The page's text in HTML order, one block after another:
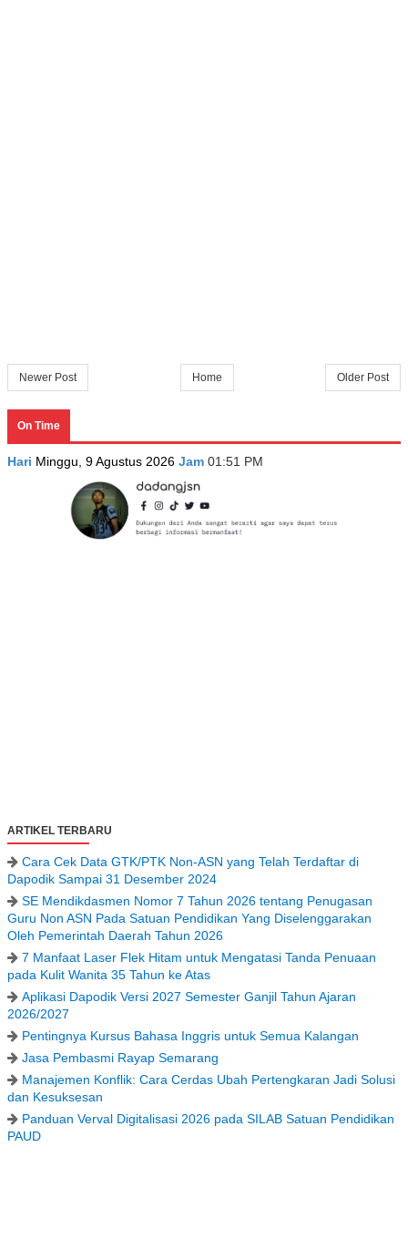
Newer Post Older Post
Home
On Time
Hari Minggu, 9 Agustus 2026 Jam 01:51 PM
ARTIKEL TERBARU
Cara Cek Data GTK/PTK Non-ASN yang Telah Terdaftar di
Dapodik Sampai 31 Desember 2024
SE Mendikdasmen Nomor 7 Tahun 2026 tentang Penugasan
Guru Non ASN Pada Satuan Pendidikan Yang Diselenggarakan
Oleh Pemerintah Daerah Tahun 2026
7 Manfaat Laser Flek Hitam untuk Mengatasi Tanda Penuaan
pada Kulit Wanita 35 Tahun ke Atas
Aplikasi Dapodik Versi 2027 Semester Ganjil Tahun Ajaran
2026/2027
Pentingnya Kursus Bahasa Inggris untuk Semua Kalangan
Jasa Pembasmi Rayap Semarang
Manajemen Konflik: Cara Cerdas Ubah Pertengkaran Jadi Solusi
dan Kesuksesan
Panduan Verval Digitalisasi 2026 pada SILAB Satuan Pendidikan
PAUD